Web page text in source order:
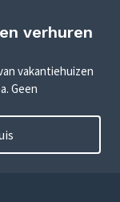
verhuren
vakantiehuizen
Geen